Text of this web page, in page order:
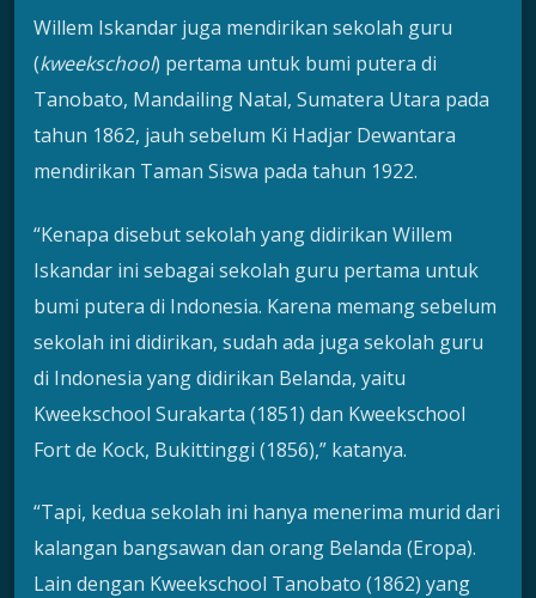
Willem Iskandar juga mendirikan sekolah guru
(kweekschool) pertama untuk bumi putera di
Tanobato, Mandailing Natal, Sumatera Utara pada
tahun 1862, jauh sebelum Ki Hadjar Dewantara
mendirikan Taman Siswa pada tahun 1922.
“Kenapa disebut sekolah yang didirikan Willem
Iskandar ini sebagai sekolah guru pertama untuk
bumi putera di Indonesia. Karena memang sebelum
sekolah ini didirikan, sudah ada juga sekolah guru
di Indonesia yang didirikan Belanda, yaitu
Kweekschool Surakarta (1851) dan Kweekschool
Fort de Kock, Bukittinggi (1856),” katanya.
“Tapi, kedua sekolah ini hanya menerima murid dari
kalangan bangsawan dan orang Belanda (Eropa).
Lain dengan Kweekschool Tanobato (1862) yang